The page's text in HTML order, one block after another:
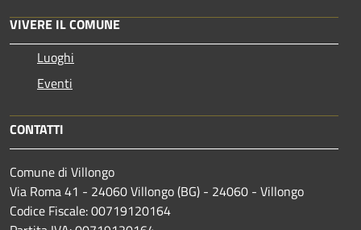
VIVERE IL COMUNE
Luoghi
Eventi
CONTATTI
Comune di Villongo
Via Roma 41 - 24060 Villongo (BG) - 24060 - Villongo
Codice Fiscale: 00719120164